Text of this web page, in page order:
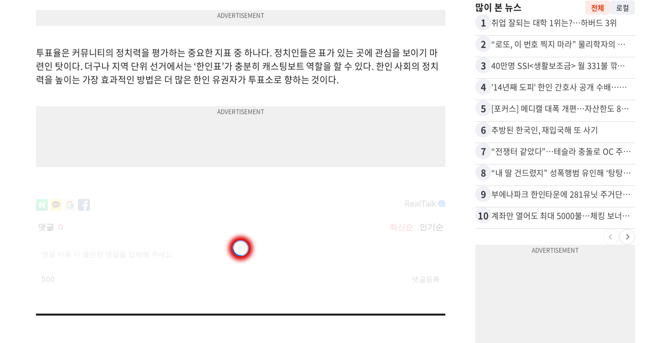
투표율은 커뮤니티의 정치력을 평가하는 중요한 지표 중 하나다. 정치인들은 표가 있는 곳에 관심을 보이기 마
련인 탓이다. 더구나 지역 단위 선거에서는 ‘한인표’가 충분히 캐스팅보트 역할을 할 수 있다. 한인 사회의 정치
력을 높이는 가장 효과적인 방법은 더 많은 한인 유권자가 투표소로 향하는 것이다.
많이 본 뉴스 전체 로컬
1 취업 잘되는 대학 1위는?…하버드 3위
2 “로또, 이 번호 찍지 마라” 물리학자의 당첨금 높이는 비밀
3 40만명 SSI<생활보조금> 월 331불 깎이나
4 '14년째 도피' 한인 간호사 공개 수배…메디케어 사기 유죄
5 [포커스] 메디캘 대폭 개편…자산한도 84% 축소
6 추방된 한국인, 재입국해 또 사기
7 “전쟁터 같았다”…테슬라 충돌로 OC 주택 4채 파손
8 “내 딸 건드렸지” 성폭행범 유인해 ‘탕탕’…아빠의 복수 결말
9 부에나파크 한인타운에 281유닛 주거단지 들어선다
10 계좌만 열어도 최대 5000불…체킹 보너스 무한 경쟁